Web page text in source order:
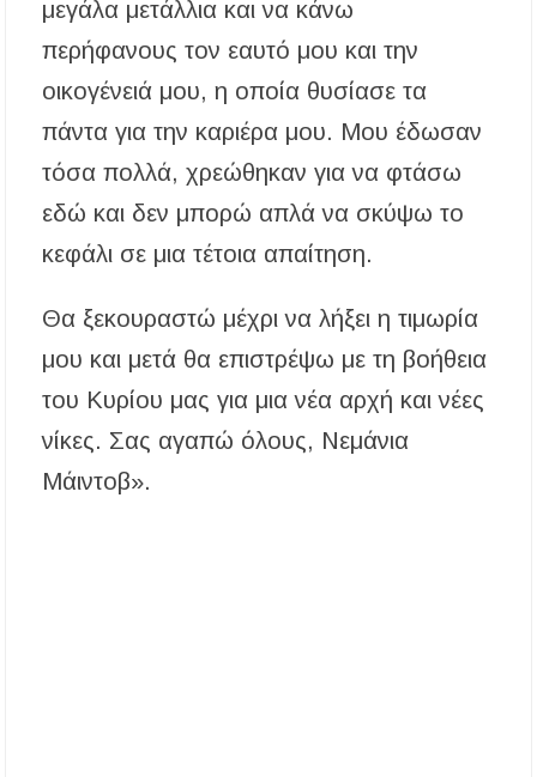
μεγάλα μετάλλια και να κάνω
περήφανους τον εαυτό μου και την
οικογένειά μου, η οποία θυσίασε τα
πάντα για την καριέρα μου. Μου έδωσαν
τόσα πολλά, χρεώθηκαν για να φτάσω
εδώ και δεν μπορώ απλά να σκύψω το
κεφάλι σε μια τέτοια απαίτηση.
Θα ξεκουραστώ μέχρι να λήξει η τιμωρία
μου και μετά θα επιστρέψω με τη βοήθεια
του Κυρίου μας για μια νέα αρχή και νέες
νίκες. Σας αγαπώ όλους, Νεμάνια
Μάιντοβ».